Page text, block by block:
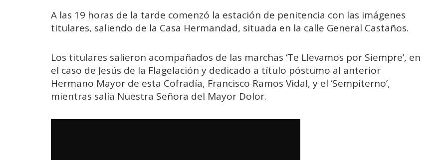
A las 19 horas de la tarde comenzó la estación de penitencia con las imágenes
titulares, saliendo de la Casa Hermandad, situada en la calle General Castaños.
Los titulares salieron acompañados de las marchas ‘Te Llevamos por Siempre’, en
el caso de Jesús de la Flagelación y dedicado a título póstumo al anterior
Hermano Mayor de esta Cofradía, Francisco Ramos Vidal, y el ‘Sempiterno’,
mientras salía Nuestra Señora del Mayor Dolor.